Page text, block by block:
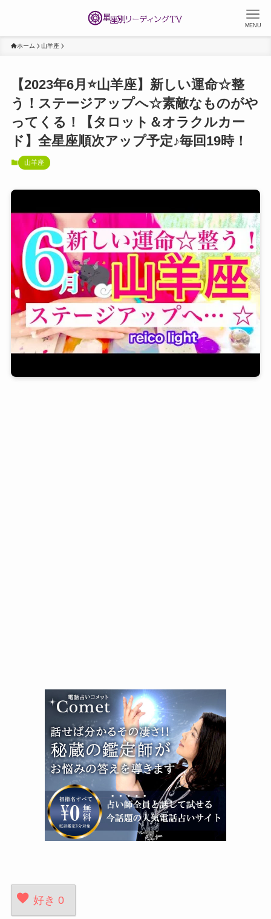
MENU
ホーム 山羊座
【2023年6月⭐️山羊座】新しい運命☆整
う！ステージアップへ☆素敵なものがや
ってくる！【タロット＆オラクルカー
ド】全星座順次アップ予定♪毎回19時！
山羊座
好き 0